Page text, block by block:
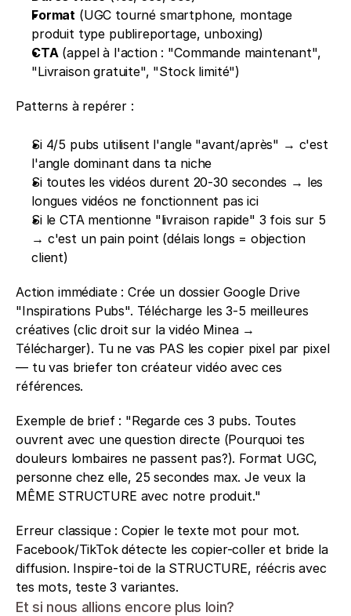
Format (UGC tourné smartphone, montage
produit type publireportage, unboxing)
CTA (appel à l'action : "Commande maintenant",
"Livraison gratuite", "Stock limité")
Patterns à repérer :
Si 4/5 pubs utilisent l'angle "avant/après" → c'est
l'angle dominant dans ta niche
Si toutes les vidéos durent 20-30 secondes → les
longues vidéos ne fonctionnent pas ici
Si le CTA mentionne "livraison rapide" 3 fois sur 5
→ c'est un pain point (délais longs = objection
client)
Action immédiate : Crée un dossier Google Drive
"Inspirations Pubs". Télécharge les 3-5 meilleures
créatives (clic droit sur la vidéo Minea →
Télécharger). Tu ne vas PAS les copier pixel par pixel
— tu vas briefer ton créateur vidéo avec ces
références.
Exemple de brief : "Regarde ces 3 pubs. Toutes
ouvrent avec une question directe (Pourquoi tes
douleurs lombaires ne passent pas?). Format UGC,
personne chez elle, 25 secondes max. Je veux la
MÊME STRUCTURE avec notre produit."
Erreur classique : Copier le texte mot pour mot.
Facebook/TikTok détecte les copier-coller et bride la
diffusion. Inspire-toi de la STRUCTURE, réécris avec
tes mots, teste 3 variantes.
Et si nous allions encore plus loin?